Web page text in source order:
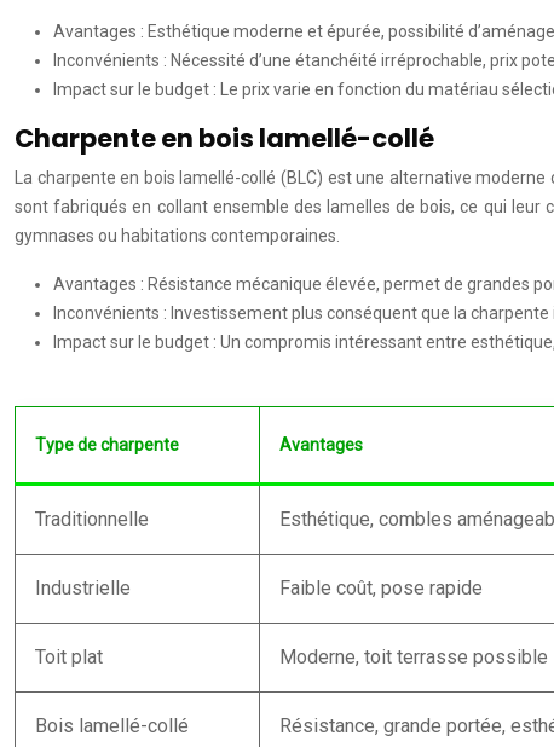
Avantages : Esthétique moderne et épurée, possibilité
Inconvénients : Nécessité d’une étanchéité irréprochable, prix
Impact sur le budget : Le prix varie en fonction du matériau
Charpente en bois lamellé-collé
La charpente en bois lamellé-collé (BLC) est une alternative
sont fabriqués en collant ensemble des lamelles de bois, ce qui
gymnases ou habitations contemporaines.
Avantages : Résistance mécanique élevée, permet de grandes
Inconvénients : Investissement plus conséquent que la
Impact sur le budget : Un compromis intéressant entre
Type de charpente Avantages
Traditionnelle Esthétique, combles
Industrielle Faible coût, pose rapide
Toit plat Moderne, toit terrasse possible
Bois lamellé-collé Résistance, grande portée,